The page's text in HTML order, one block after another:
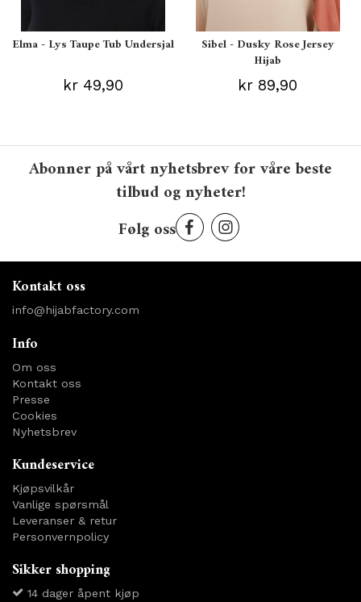
Elma - Lys Taupe Tub Undersjal
kr 49,90
Sibel - Dusky Rose Jersey
Hijab
kr 89,90
Abonner på vårt nyhetsbrev for våre beste
tilbud og nyheter!
Følg oss
Kontakt oss
info@hijabfactory.com
Info
Om oss
Kontakt oss
Presse
Cookies
Nyhetsbrev
Kundeservice
Kjøpsvilkår
Vanlige spørsmål
Leveranser & retur
Personvernpolicy
Sikker shopping
14 dager åpent kjøp